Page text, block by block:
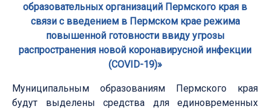
образовательных организаций Пермского края в
связи с введением в Пермском крае режима
повышенной готовности ввиду угрозы
распространения новой коронавирусной инфекции
(COVID-19)»
Муниципальным образованиям Пермского края
будут выделены средства для единовременных